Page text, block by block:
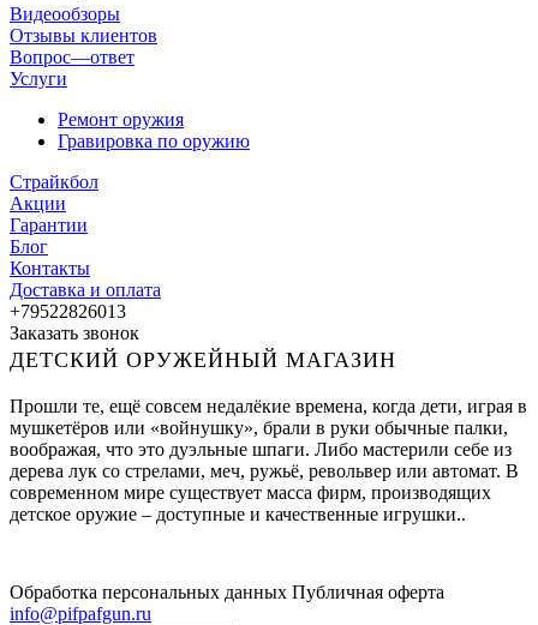
Видеообзоры
Отзывы клиентов
Вопрос—ответ
Услуги
Ремонт оружия
Гравировка по оружию
Страйкбол
Акции
Гарантии
Блог
Контакты
Доставка и оплата
+79522826013
Заказать звонок
ДЕТСКИЙ ОРУЖЕЙНЫЙ МАГАЗИН
Прошли те, ещё совсем недалёкие времена, когда дети, играя в
мушкетёров или «войнушку», брали в руки обычные палки,
воображая, что это дуэльные шпаги. Либо мастерили себе из
дерева лук со стрелами, меч, ружьё, револьвер или автомат. В
современном мире существует масса фирм, производящих
детское оружие – доступные и качественные игрушки..
Обработка персональных данных Публичная оферта
info@pifpafgun.ru